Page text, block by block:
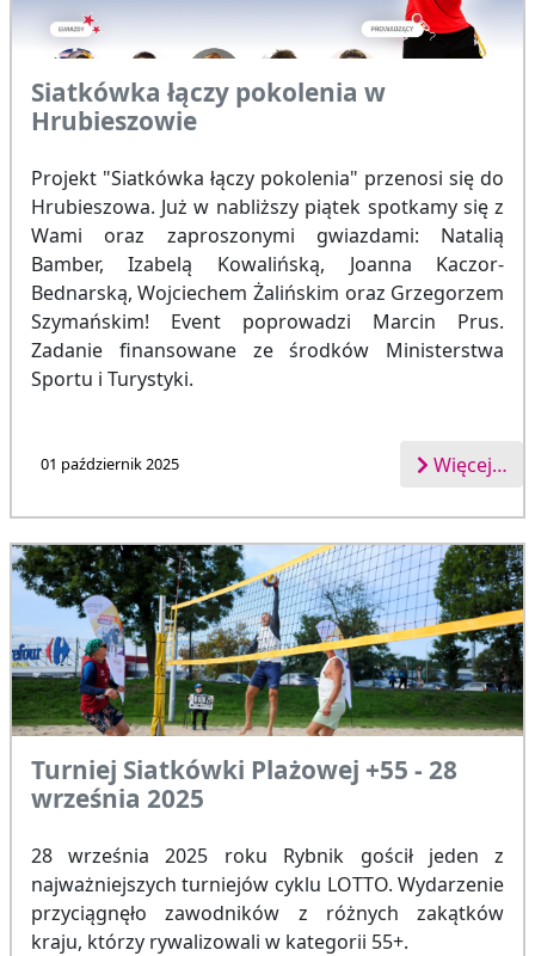
Siatkówka łączy pokolenia w
Hrubieszowie
Projekt "Siatkówka łączy pokolenia" przenosi się do
Hrubieszowa. Już w nabliższy piątek spotkamy się z
Wami oraz zaproszonymi gwiazdami: Natalią
Bamber, Izabelą Kowalińską, Joanna Kaczor-
Bednarską, Wojciechem Żalińskim oraz Grzegorzem
Szymańskim! Event poprowadzi Marcin Prus.
Zadanie finansowane ze środków Ministerstwa
Sportu i Turystyki.
01 październik 2025 Więcej…
Turniej Siatkówki Plażowej +55 - 28
września 2025
28 września 2025 roku Rybnik gościł jeden z
najważniejszych turniejów cyklu LOTTO. Wydarzenie
przyciągnęło zawodników z różnych zakątków
kraju, którzy rywalizowali w kategorii 55+.